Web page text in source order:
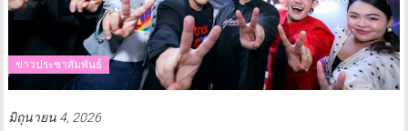
ข่าวประชาสัมพันธ์
มิถุนายน 4, 2026